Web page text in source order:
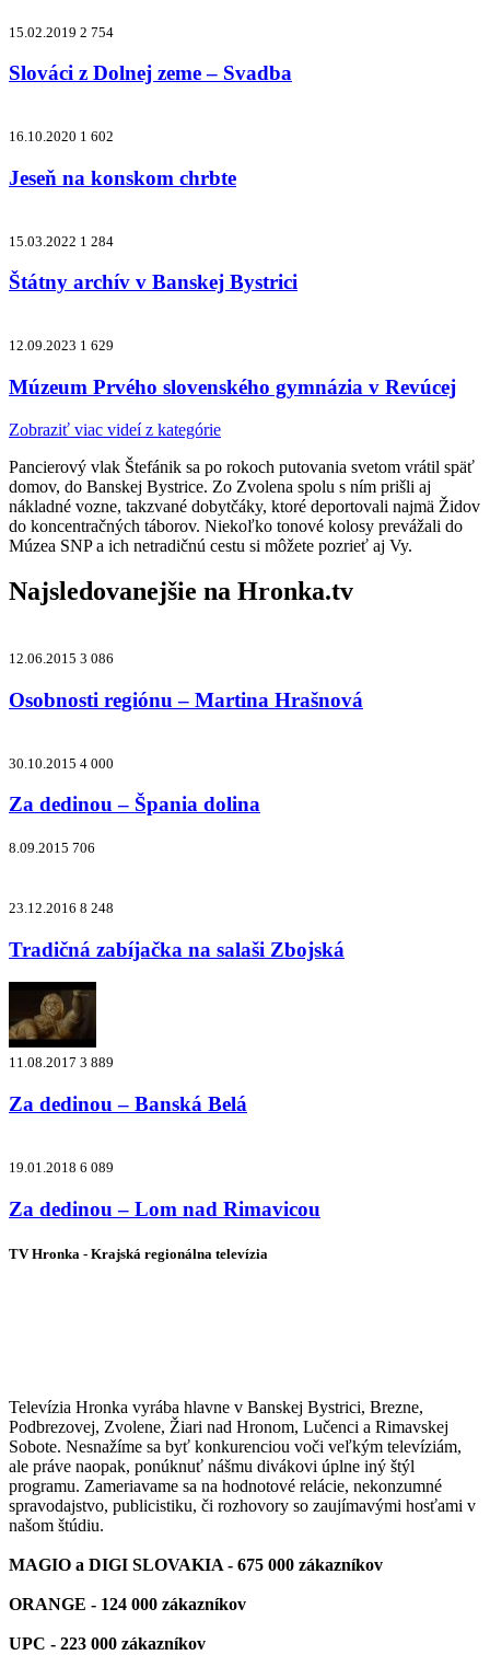
15.02.2019 2 754
Slováci z Dolnej zeme – Svadba
16.10.2020 1 602
Jeseň na konskom chrbte
15.03.2022 1 284
Štátny archív v Banskej Bystrici
12.09.2023 1 629
Múzeum Prvého slovenského gymnázia v Revúcej
Zobraziť viac videí z kategórie
Pancierový vlak Štefánik sa po rokoch putovania svetom vrátil späť
domov, do Banskej Bystrice. Zo Zvolena spolu s ním prišli aj
nákladné vozne, takzvané dobytčáky, ktoré deportovali najmä Židov
do koncentračných táborov. Niekoľko tonové kolosy prevážali do
Múzea SNP a ich netradičnú cestu si môžete pozrieť aj Vy.
Najsledovanejšie na Hronka.tv
12.06.2015 3 086
Osobnosti regiónu – Martina Hrašnová
30.10.2015 4 000
Za dedinou – Špania dolina
8.09.2015 706
23.12.2016 8 248
Tradičná zabíjačka na salaši Zbojská
11.08.2017 3 889
Za dedinou – Banská Belá
19.01.2018 6 089
Za dedinou – Lom nad Rimavicou
TV Hronka - Krajská regionálna televízia
Televízia Hronka vyrába hlavne v Banskej Bystrici, Brezne,
Podbrezovej, Zvolene, Žiari nad Hronom, Lučenci a Rimavskej
Sobote. Nesnažíme sa byť konkurenciou voči veľkým televíziám,
ale práve naopak, ponúknuť nášmu divákovi úplne iný štýl
programu. Zameriavame sa na hodnotové relácie, nekonzumné
spravodajstvo, publicistiku, či rozhovory so zaujímavými hosťami v
našom štúdiu.
MAGIO a DIGI SLOVAKIA - 675 000 zákazníkov
ORANGE - 124 000 zákazníkov
UPC - 223 000 zákazníkov